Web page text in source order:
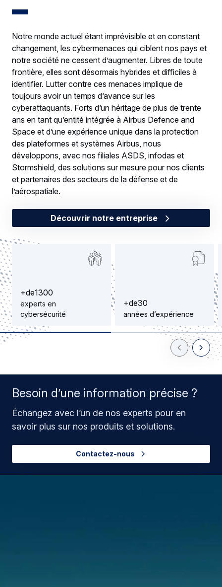
Notre monde actuel étant imprévisible et en constant
changement, les cybermenaces qui ciblent nos pays et
notre société ne cessent d’augmenter. Libres de toute
frontière, elles sont désormais hybrides et difficiles à
identifier. Lutter contre ces menaces implique de
toujours avoir un temps d’avance sur les
cyberattaquants. Forts d’un héritage de plus de trente
ans en tant qu’entité intégrée à Airbus Defence and
Space et d’une expérience unique dans la protection
des plateformes et systèmes Airbus, nous
développons, avec nos filiales ASDS, infodas et
Stormshield, des solutions sur mesure pour nos clients
et partenaires des secteurs de la défense et de
l’aérospatiale.
Découvrir notre entreprise
+de1300
experts en
cybersécurité
+de30
années d’expérience
PreviousNext
Besoin d’une information précise ?
Échangez avec l’un de nos experts pour en
savoir plus sur nos produits et solutions.
Contactez-nous